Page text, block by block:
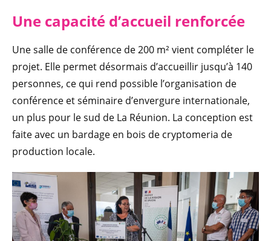
Une capacité d’accueil renforcée
Une salle de conférence de 200 m² vient compléter le
projet. Elle permet désormais d’accueillir jusqu’à 140
personnes, ce qui rend possible l’organisation de
conférence et séminaire d’envergure internationale,
un plus pour le sud de La Réunion. La conception est
faite avec un bardage en bois de cryptomeria de
production locale.